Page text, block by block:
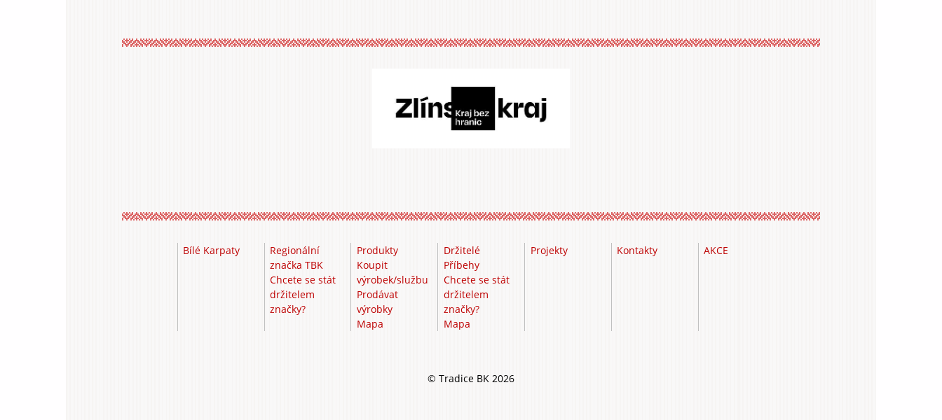
Bílé Karpaty
Regionální
značka TBK
Chcete se stát
držitelem
značky?
Produkty
Koupit
výrobek/službu
Prodávat
výrobky
Mapa
Držitelé
Příbehy
Chcete se stát
držitelem
značky?
Mapa
Projekty Kontakty AKCE
© Tradice BK 2026